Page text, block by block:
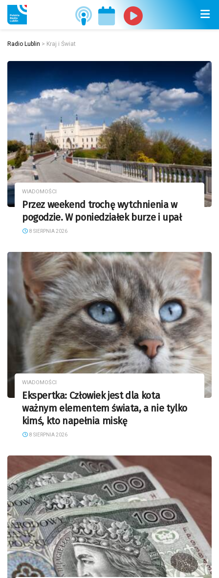
Radio Lublin > Kraj i Świat
WIADOMOŚCI
Przez weekend trochę wytchnienia w
pogodzie. W poniedziałek burze i upał
8 SIERPNIA 2026
WIADOMOŚCI
Ekspertka: Człowiek jest dla kota
ważnym elementem świata, a nie tylko
kimś, kto napełnia miskę
8 SIERPNIA 2026